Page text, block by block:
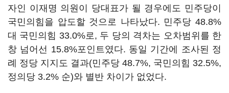
자인 이재명 의원이 당대표가 될 경우에도 민주당이
국민의힘을 압도할 것으로 나타났다. 민주당 48.8%
대 국민의힘 33.0%로, 두 당의 격차는 오차범위를 한
창 넘어선 15.8%포인트였다. 동일 기간에 조사된 정
례 정당 지지도 결과(민주당 48.7%, 국민의힘 32.5%,
정의당 3.2% 순)와 별반 차이가 없었다.